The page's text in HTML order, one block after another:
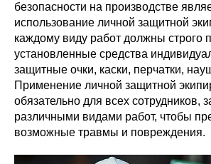
безопасности на производстве
использование личной защитной
каждому виду работ должны строго
установленные средства
защитные очки, каски, перчатки,
Применение личной защитной
обязательно для всех сотрудников,
различными видами работ, чтобы
возможные травмы и повреждения.